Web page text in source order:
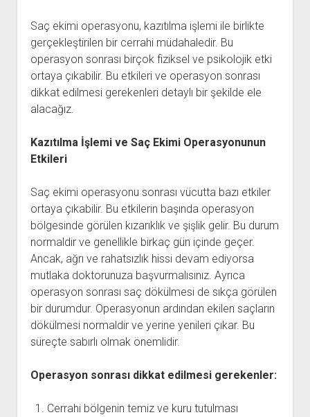
Saç ekimi operasyonu, kazıtılma işlemi ile birlikte
gerçekleştirilen bir cerrahi müdahaledir. Bu
operasyon sonrası birçok fiziksel ve psikolojik etki
ortaya çıkabilir. Bu etkileri ve operasyon sonrası
dikkat edilmesi gerekenleri detaylı bir şekilde ele
alacağız.
Kazıtılma İşlemi ve Saç Ekimi Operasyonunun
Etkileri
Saç ekimi operasyonu sonrası vücutta bazı etkiler
ortaya çıkabilir. Bu etkilerin başında operasyon
bölgesinde görülen kızarıklık ve şişlik gelir. Bu durum
normaldir ve genellikle birkaç gün içinde geçer.
Ancak, ağrı ve rahatsızlık hissi devam ediyorsa
mutlaka doktorunuza başvurmalısınız. Ayrıca
operasyon sonrası saç dökülmesi de sıkça görülen
bir durumdur. Operasyonun ardından ekilen saçların
dökülmesi normaldir ve yerine yenileri çıkar. Bu
süreçte sabırlı olmak önemlidir.
Operasyon sonrası dikkat edilmesi gerekenler:
Cerrahi bölgenin temiz ve kuru tutulması